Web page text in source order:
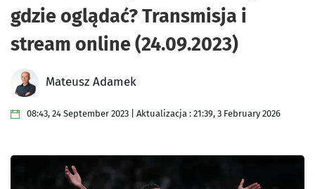
gdzie oglądać? Transmisja i
stream online (24.09.2023)
Mateusz Adamek
08:43, 24 September 2023 | Aktualizacja : 21:39, 3 February 2026